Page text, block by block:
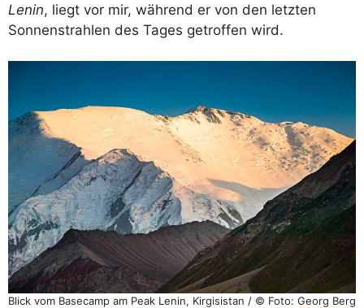
Lenin, liegt vor mir, während er von den letzten
Sonnenstrahlen des Tages getroffen wird.
Blick vom Basecamp am Peak Lenin, Kirgisistan / © Foto: Georg Berg